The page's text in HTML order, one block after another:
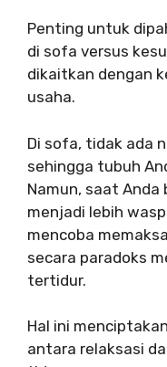
Penting untuk
di sofa versus
dikaitkan dengan
usaha.
Di sofa, tidak ada
sehingga tubuh
Namun, saat Anda
menjadi lebih
mencoba
secara paradoks
tertidur.
Hal ini
antara relaksasi